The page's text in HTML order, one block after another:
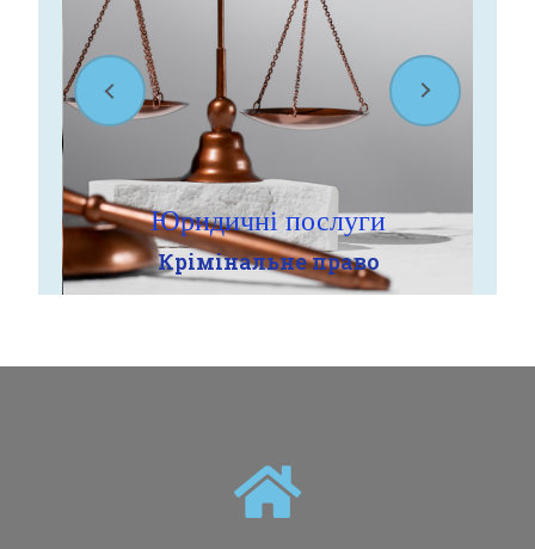
Юридичні послуги
Крімінальне право